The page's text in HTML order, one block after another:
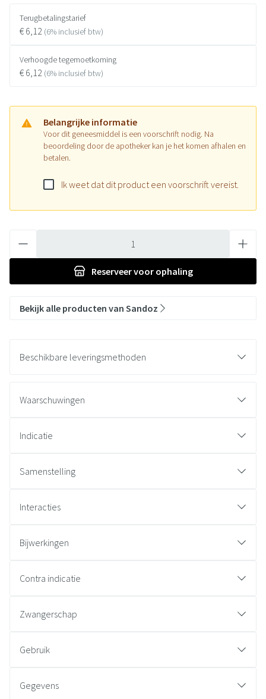
Terugbetalingstarief
€ 6,12 (6% inclusief btw)
Verhoogde tegemoetkoming
€ 6,12 (6% inclusief btw)
Belangrijke informatie
Voor dit geneesmiddel is een voorschrift nodig. Na
beoordeling door de apotheker kan je het komen afhalen en
betalen.
Ik weet dat dit product een voorschrift vereist.
Reserveervoor ophaling
Bekijk alle producten van Sandoz
Beschikbare leveringsmethoden
Waarschuwingen
Indicatie
Samenstelling
Interacties
Bijwerkingen
Contra indicatie
Zwangerschap
Gebruik
Gegevens